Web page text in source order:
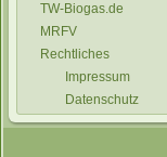
TW-Biogas.de
MRFV
Rechtliches
Impressum
Datenschutz